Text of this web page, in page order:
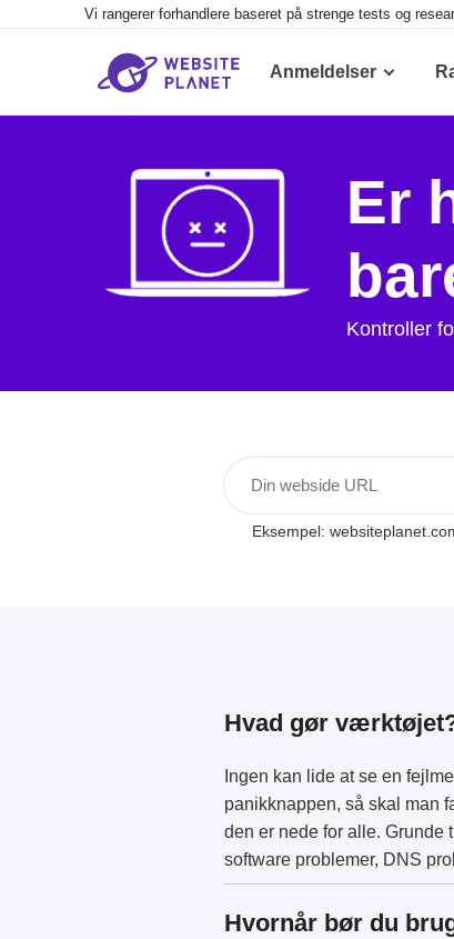
Vi rangerer forhandlere baseret på strenge tests og
Anmeldelser
Er
Kontroller
Eksempel:
Hvad gør
Ingen kan lide at se en
panikknappen, så skal man
den er nede for alle.
software problemer, DNS
Hvornår bør du